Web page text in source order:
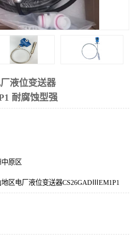
液位变送器
耐腐蚀型强
原区
区电厂液位变送器CS26GADⅢEM1P1
电量变送器
工业自动化系统成套设备